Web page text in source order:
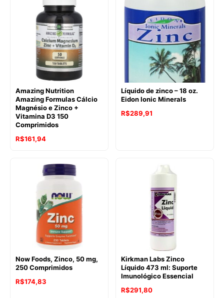
Amazing Nutrition
Amazing Formulas Cálcio
Magnésio e Zinco +
Vitamina D3 150
Comprimidos
R$161,94
Líquido de zinco – 18 oz.
Eidon Ionic Minerals
R$289,91
Now Foods, Zinco, 50 mg,
250 Comprimidos
R$174,83
Kirkman Labs Zinco
Líquido 473 ml: Suporte
Imunológico Essencial
R$291,80